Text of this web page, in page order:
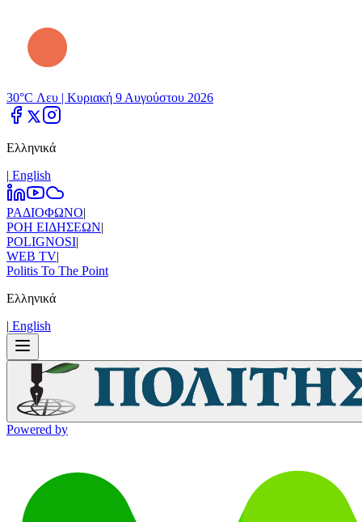
30°C Λευ | Κυριακή 9 Αυγούστου 2026
Ελληνικά
| Εnglish
ΡΑΔΙΟΦΩΝΟ|
ΡΟΗ ΕΙΔΗΣΕΩΝ|
POLIGNOSI|
WEB TV|
Politis To The Point
Ελληνικά
| Εnglish
Powered by